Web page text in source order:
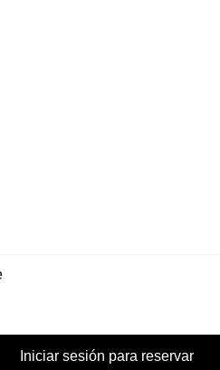
Iniciar sesión para reservar